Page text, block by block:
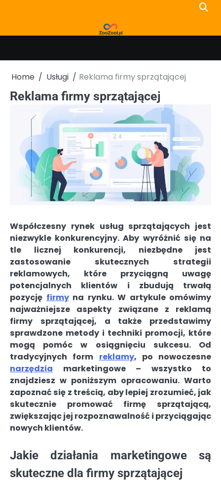
Home Usługi Reklama firmy sprzątającej
Reklama firmy sprzątającej
Współczesny rynek usług sprzątających jest
niezwykle konkurencyjny. Aby wyróżnić się na
tle licznej konkurencji, niezbędne jest
zastosowanie skutecznych strategii
reklamowych, które przyciągną uwagę
potencjalnych klientów i zbudują trwałą
pozycję firmyna rynku. W artykule omówimy
najważniejsze aspekty związane z reklamą
firmy sprzątającej, a także przedstawimy
sprawdzone metody i techniki promocji, które
mogą pomóc w osiągnięciu sukcesu. Od
tradycyjnych form reklamy, po nowoczesne
narzędzia marketingowe – wszystko to
znajdziesz w poniższym opracowaniu. Warto
zapoznać się z treścią, aby lepiej zrozumieć, jak
skutecznie promować firmę sprzątającą,
zwiększając jej rozpoznawalność i przyciągając
nowych klientów.
Jakie działania marketingowe są
skuteczne dla firmy sprzątającej